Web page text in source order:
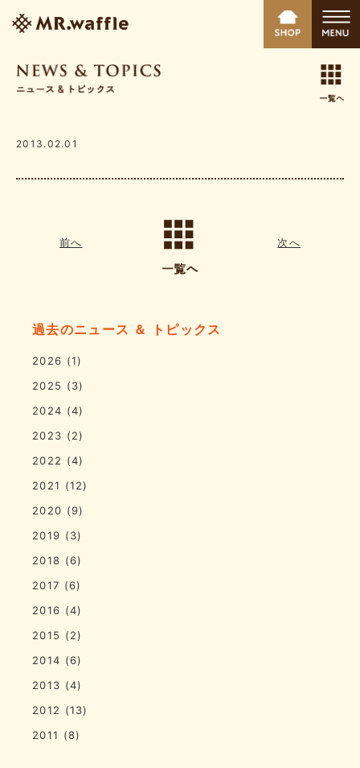
2013.02.01
前へ 次へ
過去のニュース ＆ トピックス
2026 (1)
2025 (3)
2024 (4)
2023 (2)
2022 (4)
2021 (12)
2020 (9)
2019 (3)
2018 (6)
2017 (6)
2016 (4)
2015 (2)
2014 (6)
2013 (4)
2012 (13)
2011 (8)